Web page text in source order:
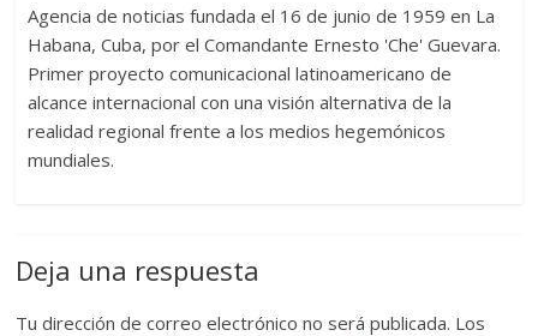
Agencia de noticias fundada el 16 de junio de 1959 en La
Habana, Cuba, por el Comandante Ernesto 'Che' Guevara.
Primer proyecto comunicacional latinoamericano de
alcance internacional con una visión alternativa de la
realidad regional frente a los medios hegemónicos
mundiales.
Deja una respuesta
Tu dirección de correo electrónico no será publicada. Los